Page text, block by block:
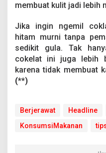
membuat kulit jadi lebih
Jika ingin ngemil
hitam murni tanpa
sedikit gula. Tak
cokelat ini juga lebih
karena tidak membuat
(**)
Berjerawat Headline
KonsumsiMakanan